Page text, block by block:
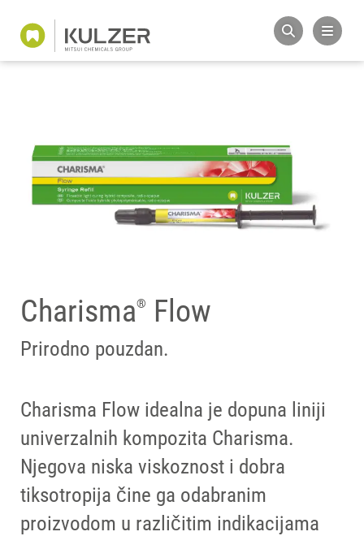
Charisma® Flow
Prirodno pouzdan.
Charisma Flow idealna je dopuna liniji
univerzalnih kompozita Charisma.
Njegova niska viskoznost i dobra
tiksotropija čine ga odabranim
proizvodom u različitim indikacijama